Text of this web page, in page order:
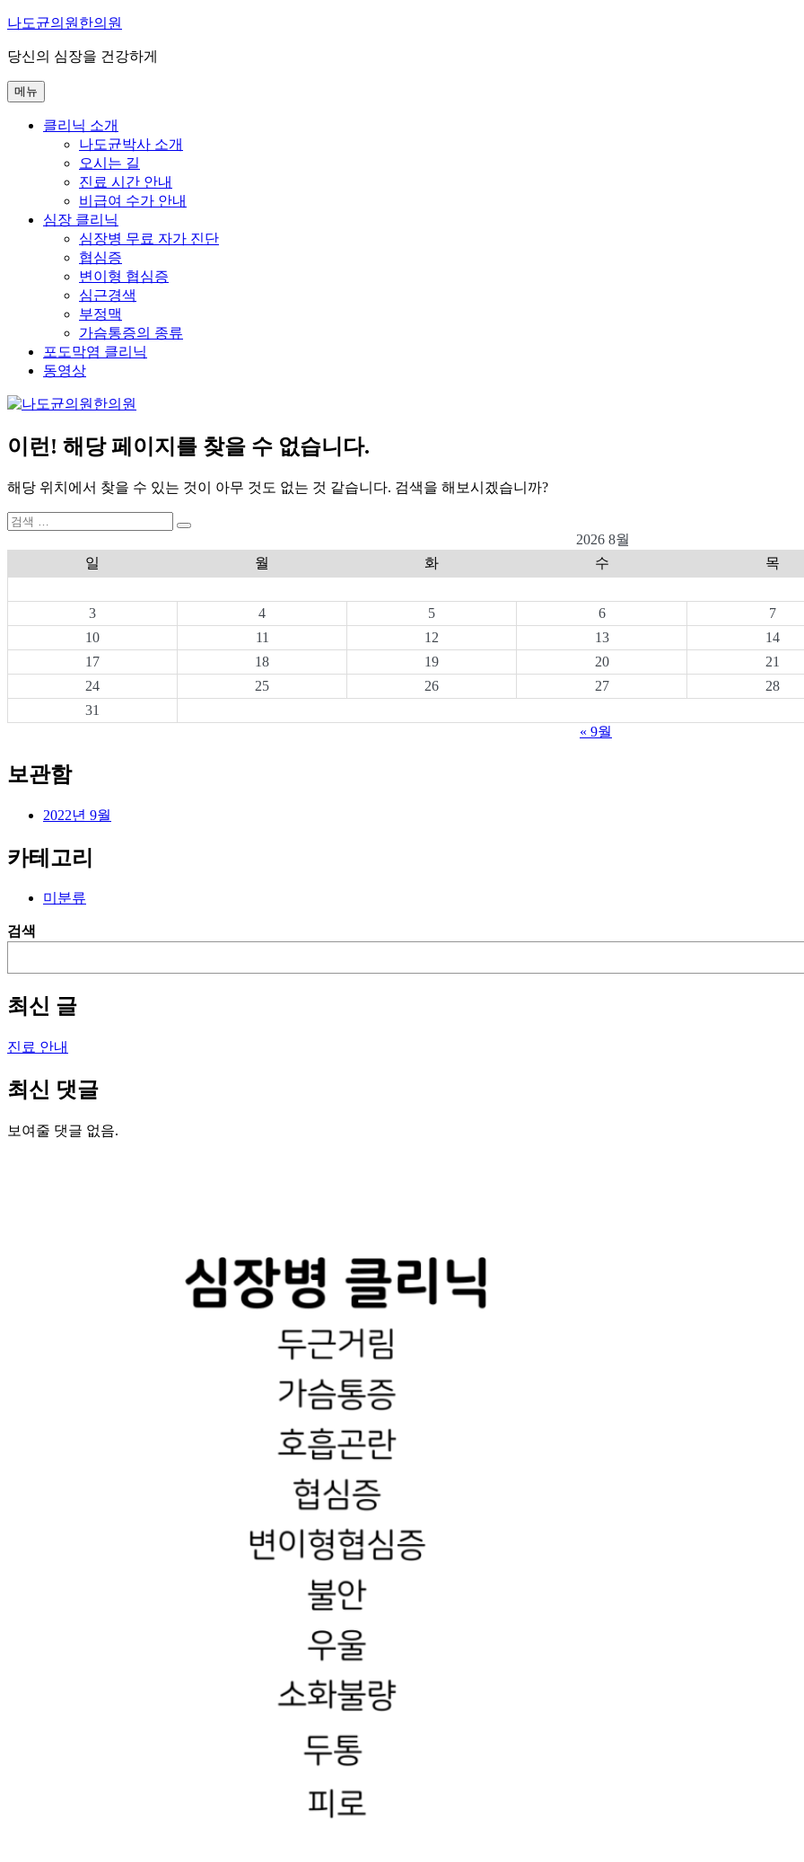
콘
츠
로
바
나도균의원한의원
당신의 심장을 건강하게
메뉴
클리닉 소개
나도균박사 소개
오시는 길
진료 시간 안내
비급여 수가 안내
심장 클리닉
심장병 무료 자가 진단
협심증
변이형 협심증
심근경색
부정맥
가슴통증의 종류
포도막염 클리닉
동영상
이런! 해당 페이지를 찾을 수 없습니다.
해당 위치에서 찾을 수 있는 것이 아무 것도 없는 것 같습니다. 검색을 해보시겠습니까?
검
검
색
2026 8월
일
월 화 수 목
3 4 5 6
7
10
11 12 13
14
17
18 19 20
21
24
25 26 27
28
31
« 9월
보관함
2022년 9월
카테고리
미분류
검색
최신 글
진료 안내
최신 댓글
보여줄 댓글 없음.